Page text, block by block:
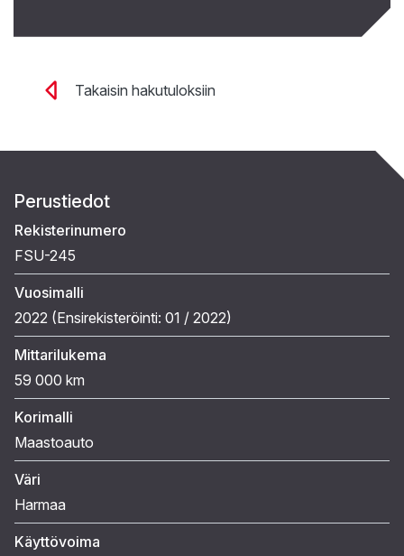
Takaisin hakutuloksiin
Perustiedot
Rekisterinumero
FSU-245
Vuosimalli
2022 (Ensirekisteröinti: 01 / 2022)
Mittarilukema
59 000 km
Korimalli
Maastoauto
Väri
Harmaa
Käyttövoima